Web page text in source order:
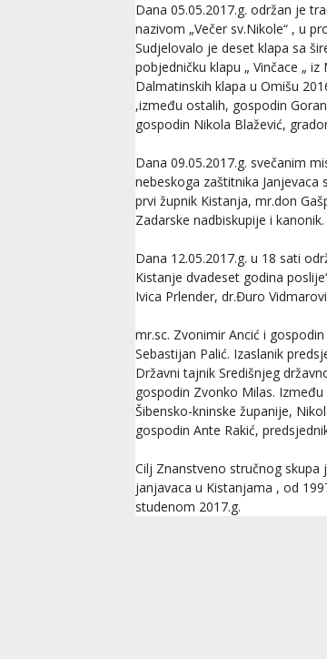
Dana 05.05.2017.g. održan je
nazivom „Večer sv.Nikole“ , u
Sudjelovalo je deset klapa sa
pobjedničku klapu „ Vinčace „
Dalmatinskih klapa u Omišu
,između ostalih, gospodin
gospodin Nikola Blažević,
Dana 09.05.2017.g. svečanim
nebeskoga zaštitnika
prvi župnik Kistanja, mr.don
Zadarske nadbiskupije i kanonik.
Dana 12.05.2017.g. u 18 sati
Kistanje dvadeset godina
Ivica Prlender, dr.Đuro
mr.sc. Zvonimir Ancić i
Sebastijan Palić. Izaslanik
Državni tajnik Središnjeg
gospodin Zvonko Milas.
Šibensko-kninske županije,
gospodin Ante Rakić,
Cilj Znanstveno stručnog
janjavaca u Kistanjama , od
studenom 2017.g.